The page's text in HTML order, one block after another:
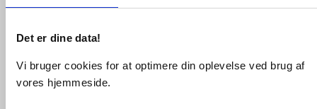
Det er dine data!
Vi bruger cookies for at optimere din oplevelse ved brug af
vores hjemmeside.
4.360,-